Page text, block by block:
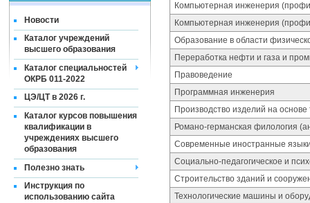
Новости
Каталог учреждений
высшего образования
Каталог специальностей
ОКРБ 011-2022
ЦЭ/ЦТ в 2026 г.
Каталог курсов повышения
квалификации в
учреждениях высшего
образования
Полезно знать
Инструкция по
использованию сайта
Компьютерная инженерия
Компьютерная инженерия
Образование в области
Переработка нефти и газа и
Правоведение
Программная инженерия
Производство изделий на
Романо-германская филология
Современные иностранные языки
Социально-педагогическое и
Строительство зданий и
Технологические машины и